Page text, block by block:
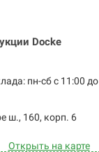
Docke
пн-сб с 11:00 до
ш., 160, корп. 6
Открыть на карте